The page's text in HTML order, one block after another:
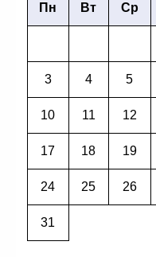
Пн Вт Ср
3 4 5
10 11 12
17 18 19
24 25 26
31